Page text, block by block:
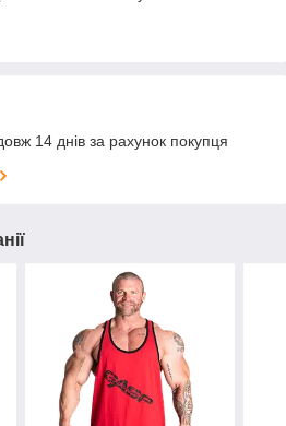
14 днів за рахунок покупця